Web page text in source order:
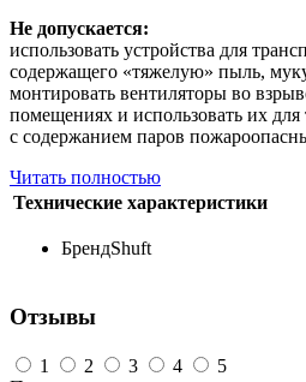
Не допускается:
использовать устройства для
содержащего «тяжелую» пыль,
монтировать вентиляторы во
помещениях и использовать их для
с содержанием паров
Читать полностью
Технические характеристики
БрендShuft
Отзывы
1 2 3 4
5